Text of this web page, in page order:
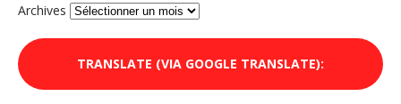
Archives
TRANSLATE (VIA GOOGLE TRANSLATE):